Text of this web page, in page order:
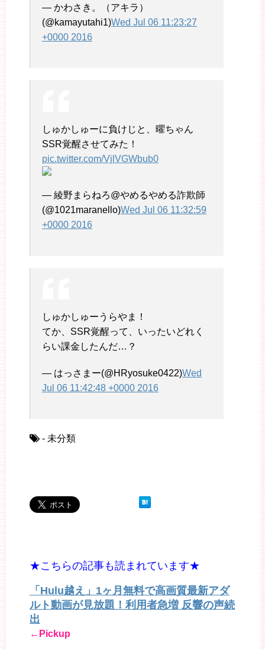
— かわさき。（アキラ）
(@kamayutahi1)Wed Jul 06 11:23:27
+0000 2016
しゅかしゅーに負けじと、曜ちゃん
SSR覚醒させてみた！
pic.twitter.com/VjlVGWbub0
— 綾野まらねろ@やめるやめる詐欺師
(@1021maranello)Wed Jul 06 11:32:59
+0000 2016
しゅかしゅーうらやま！
てか、SSR覚醒って、いったいどれく
らい課金したんだ…？
— はっさまー(@HRyosuke0422)Wed
Jul 06 11:42:48 +0000 2016
- 未分類
★こちらの記事も読まれています★
「Hulu越え」1ヶ月無料で高画質最新アダ
ルト動画が見放題！利用者急増 反響の声続
出
←Pickup